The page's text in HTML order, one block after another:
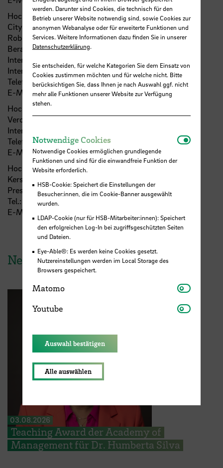
Hochschule Bremen (HSB)
City University of Applied Sciences
Robert Campbell Rennie
Berater für internationale Studierende
International Office/Referat Studienerfolg und
Internationalisierung
Telefon: +49 421-5905 2361
E-Mail:Robert-Campbell.Rennie@hs-bremen.de
Hochschule Bremerhaven
Veronika Pril
International Office
Telefon: +49 471 4823361
E-Mail:mailto:vpril@hs-bremerhaven.de
Hochschule für Künste (HfK) Bremen
Kerstin Finkel
Presse-/Öffentlichkeitsarbeit
Tel.: +49 421 9595 1030
E-Mail:
News aus der HSB
03.08.2026
Teaching Award der Academy of
Management für Dr. Humberta Silva
werden. Darunter sind Cookies, die technisch für den
Betrieb unserer Website notwendig sind, sowie Cookies zur
anonymen Webanalyse oder für erweiterte Funktionen und
Services. Weitere Informationen dazu finden Sie in unserer
Datenschutzerklärung.
Sie entscheiden, für welche Kategorien Sie dem Einsatz von
Cookies zustimmen möchten und für welche nicht. Bitte
berücksichtigen Sie, dass Ihnen je nach Auswahl ggf. nicht
mehr alle Funktionen unserer Website zur Verfügung
stehen.
Notwendige Cookies
Notwendige Cookies ermöglichen grundlegende
Funktionen und sind für die einwandfreie Funktion der
Website erforderlich.
HSB-Cookie: Speichert die Einstellungen der
Besucher:innen, die im Cookie-Banner ausgewählt
wurden.
LDAP-Cookie (nur für HSB-Mitarbeiter:innen): Speichert
den erfolgreichen Log-In bei zugriffsgeschützten Seiten
und Dateien.
Eye-Able®: Es werden keine Cookies gesetzt.
Nutzereinstellungen werden im Local Storage des
Browsers gespeichert.
Matomo Matomo
Youtube Youtube
Auswahl bestätigen
Alle auswählen